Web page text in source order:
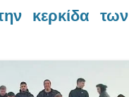
κερκίδα